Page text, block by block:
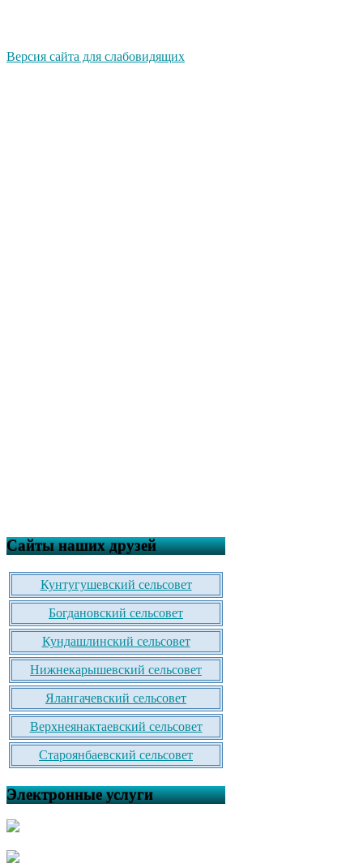
Версия сайта для слабовидящих
Сайты наших друзей
Кунтугушевский сельсовет
Богдановский сельсовет
Кундашлинский сельсовет
Нижнекарышевский сельсовет
Ялангачевский сельсовет
Верхнеянактаевский сельсовет
Староянбаевский сельсовет
Электронные услуги